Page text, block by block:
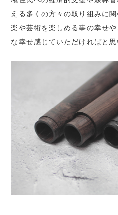
える多くの方々の取り組みに
楽や芸術を楽しめる事の幸せ
な幸せ感じていただければと思